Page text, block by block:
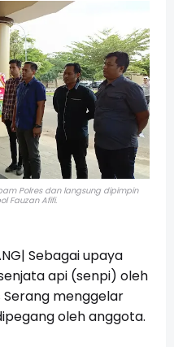
Polres dan langsung dipimpin
Fauzan Afifi.
Sebagai upaya
api (senpi) oleh
Serang menggelar
oleh anggota.